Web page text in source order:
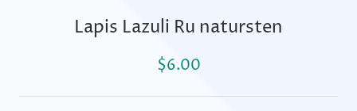
Lapis Lazuli Ru natursten
$6.00